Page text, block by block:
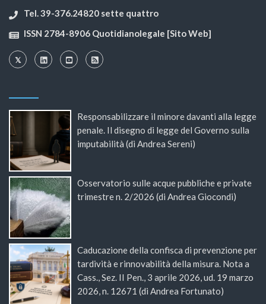
Tel. 39-376.24820 sette quattro
ISSN 2784-8906 Quotidianolegale [Sito Web]
Responsabilizzare il minore davanti alla legge
penale. Il disegno di legge del Governo sulla
imputabilità (di Andrea Sereni)
Osservatorio sulle acque pubbliche e private
trimestre n. 2/2026 (di Andrea Giocondi)
Caducazione della confisca di prevenzione per
tardività e rinnovabilità della misura. Nota a
Cass., Sez. II Pen., 3 aprile 2026, ud. 19 marzo
2026, n. 12671 (di Andrea Fortunato)